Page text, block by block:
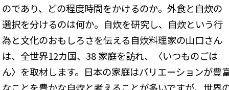
のであり、どの程度時間をかけるのか。外食と自炊の
選択を分けるのは何か。自炊を研究し、自炊という行
為と文化のおもしろさを伝える自炊料理家の山口さん
は、全世界12カ国、38 家庭を訪れ、〈いつものごは
ん〉を取材します。日本の家庭はバリエーションが豊